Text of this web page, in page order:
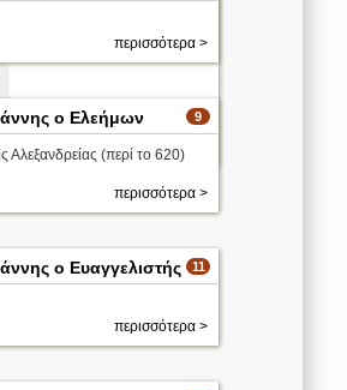
περισσότερα >
περισσότερα >
9
ο Ελεήμων
Αλεξανδρείας (περί το 620)
περισσότερα >
11
ο Ευαγγελιστής
περισσότερα >